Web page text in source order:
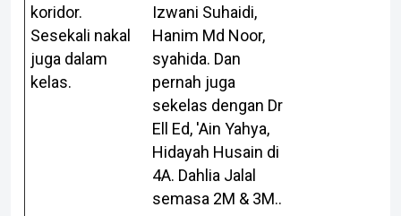
koridor.
Sesekali nakal
juga dalam
kelas.
Izwani Suhaidi,
Hanim Md Noor,
syahida. Dan
pernah juga
sekelas dengan Dr
Ell Ed, 'Ain Yahya,
Hidayah Husain di
4A. Dahlia Jalal
semasa 2M & 3M..